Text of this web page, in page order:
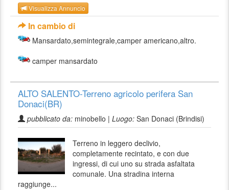
Visualizza Annuncio
In cambio di
Mansardato,semintegrale,camper americano,altro.
camper mansardato
ALTO SALENTO-Terreno agricolo perifera San
Donaci(BR)
pubblicato da: minobello | Luogo: San Donaci (Brindisi)
Terreno in leggero declivio,
completamente recintato, e con due
ingressi, di cui uno su strada asfaltata
comunale. Una stradina interna
raggiunge...